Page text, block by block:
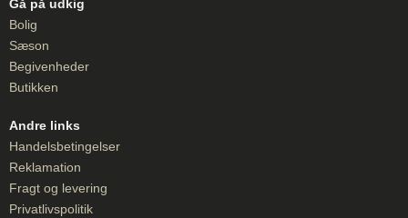
Gå på udkig
Bolig
Sæson
Begivenheder
Butikken
Andre links
Handelsbetingelser
Reklamation
Fragt og levering
Privatlivspolitik